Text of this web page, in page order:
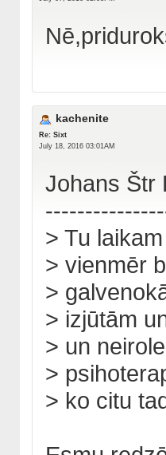
kachenite
Re: Sixt
July 18, 2016 03:01AM
Johans Štr
> Tu
> vienmēr
>
> izjūtām
> un
>
> ko citu